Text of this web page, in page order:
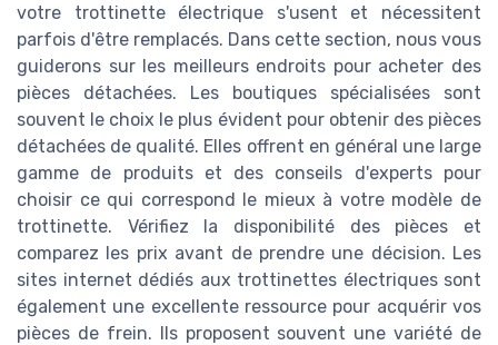
votre trottinette électrique s'usent et nécessitent
parfois d'être remplacés. Dans cette section, nous vous
guiderons sur les meilleurs endroits pour acheter des
pièces détachées. Les boutiques spécialisées sont
souvent le choix le plus évident pour obtenir des pièces
détachées de qualité. Elles offrent en général une large
gamme de produits et des conseils d'experts pour
choisir ce qui correspond le mieux à votre modèle de
trottinette. Vérifiez la disponibilité des pièces et
comparez les prix avant de prendre une décision. Les
sites internet dédiés aux trottinettes électriques sont
également une excellente ressource pour acquérir vos
pièces de frein. Ils proposent souvent une variété de